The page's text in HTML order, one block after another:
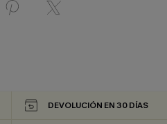
DEVOLUCIÓN EN 30 DÍAS